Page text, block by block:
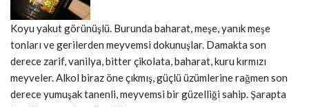
Koyu yakut görünüşlü. Burunda baharat, meşe, yanık meşe
tonları ve gerilerden meyvemsi dokunuşlar. Damakta son
derece zarif, vanilya, bitter çikolata, baharat, kuru kırmızı
meyveler. Alkol biraz öne çıkmış, güçlü üzümlerine rağmen son
derece yumuşak tanenli, meyvemsi bir güzelliği sahip. Şarapta